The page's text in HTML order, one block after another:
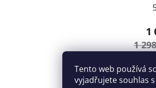
Tento web používá
vyjadřujete souhlas
1
1